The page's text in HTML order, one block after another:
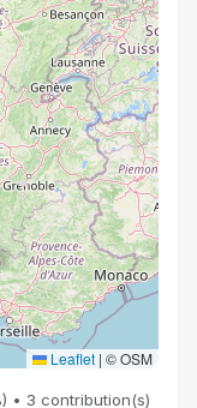
Leaflet | © OSM
• 3 contribution(s)